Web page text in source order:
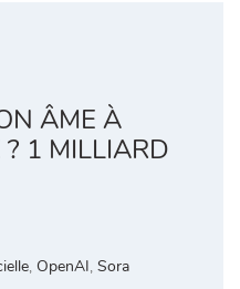
ÂME À
1 MILLIARD
, OpenAI, Sora